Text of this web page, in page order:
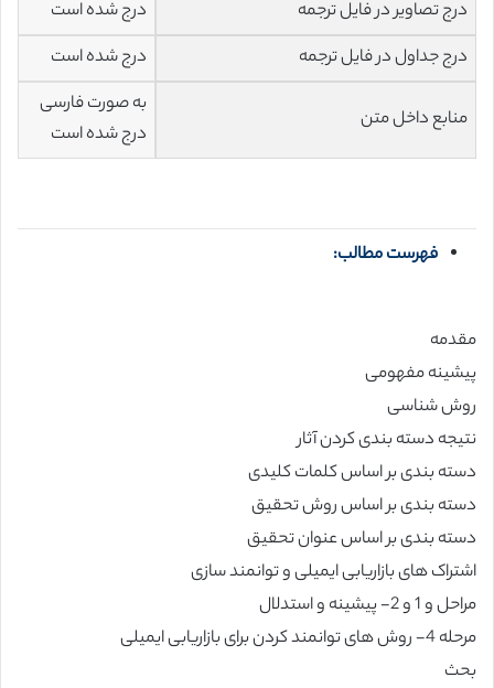
درج تصاویر در فایل ترجمه
درج شده است
درج جداول در فایل ترجمه
درج شده است
منابع داخل متن
به صورت فارسی
درج شده است
فهرست مطالب:
مقدمه
پیشینه مفهومی
روش شناسی
نتیجه دسته بندی کردن آثار
دسته بندی بر اساس کلمات کلیدی
دسته بندی بر اساس روش تحقیق
دسته بندی بر اساس عنوان تحقیق
اشتراک های بازاریابی ایمیلی و توانمند سازی
مراحل و 1 و 2- پیشینه و استدلال
مرحله 4- روش های توانمند کردن برای بازاریابی ایمیلی
بحث